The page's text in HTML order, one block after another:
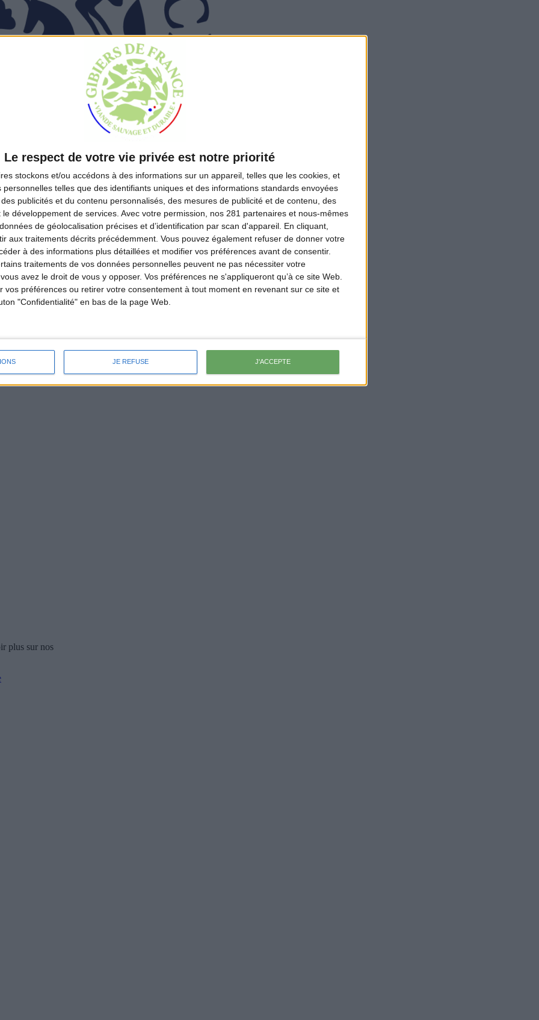
Le respect de votre vie privée est notre priorité
stockons et/ou accédons à des informations sur un appareil, telles que les cookies, et
personnelles telles que des identifiants uniques et des informations standards envoyées
publicités et du contenu personnalisés, des mesures de publicité et de contenu, des
développement de services. Avec votre permission, nos 281 partenaires et nous-mêmes
de géolocalisation précises et d’identification par scan d'appareil. En cliquant,
aux traitements décrits précédemment. Vous pouvez également refuser de donner votre
à des informations plus détaillées et modifier vos préférences avant de consentir.
traitements de vos données personnelles peuvent ne pas nécessiter votre
avez le droit de vous y opposer. Vos préférences ne s'appliqueront qu’à ce site Web.
vos préférences ou retirer votre consentement à tout moment en revenant sur ce site et
"Confidentialité" en bas de la page Web.
JE REFUSE J'ACCEPTE
plus sur nos